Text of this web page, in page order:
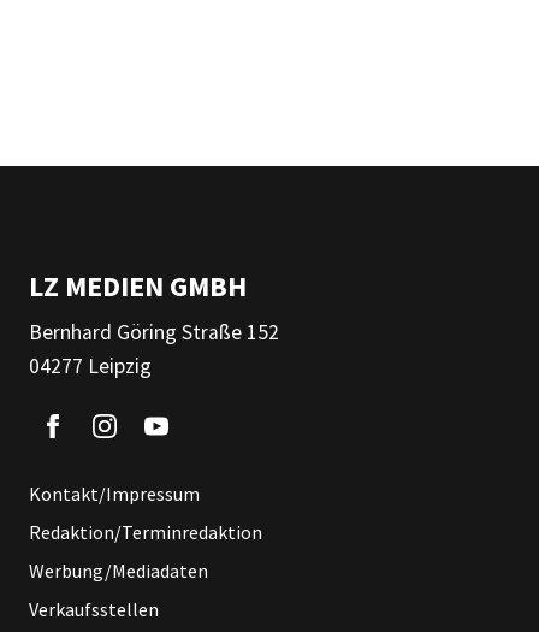
LZ MEDIEN GMBH
Bernhard Göring Straße 152
04277 Leipzig
Kontakt/Impressum
Redaktion/Terminredaktion
Werbung/Mediadaten
Verkaufsstellen